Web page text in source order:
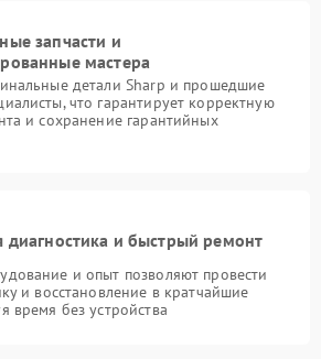
запчасти и
мастера
детали Sharp и прошедшие
что гарантирует корректную
и сохранение гарантийных
диагностика и быстрый ремонт
и опыт позволяют провести
и восстановление в кратчайшие
время без устройства